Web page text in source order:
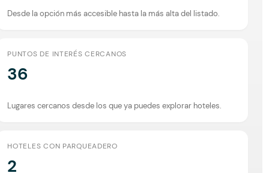
Desde la opción más accesible hasta la más alta del listado.
PUNTOS DE INTERÉS CERCANOS
36
Lugares cercanos desde los que ya puedes explorar hoteles.
HOTELES CON PARQUEADERO
2